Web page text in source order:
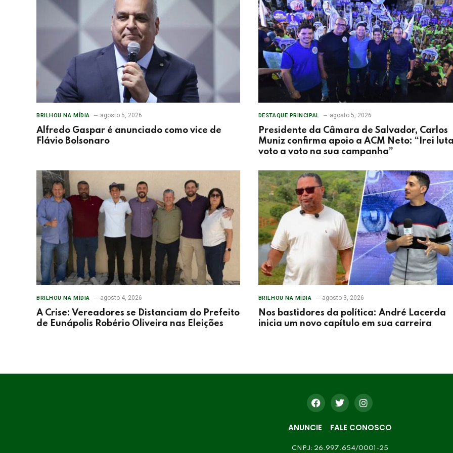
BRILHOU NA MÍDIA agosto 5, 2026
Alfredo Gaspar é anunciado como vice de
Flávio Bolsonaro
DESTAQUE PRINCIPAL agosto 5, 2026
Presidente da Câmara de Salvador, Carlos
Muniz confirma apoio a ACM Neto: “Irei
voto a voto na sua campanha”
BRILHOU NA MÍDIA agosto 4, 2026
A Crise: Vereadores se Distanciam do Prefeito
de Eunápolis Robério Oliveira nas Eleições
BRILHOU NA MÍDIA agosto 3, 2026
Nos bastidores da política: André Lacerda
inicia um novo capítulo em sua carreira
ANUNCIE FALE CONOSCO
CNPJ: 26.997.654/0001-25